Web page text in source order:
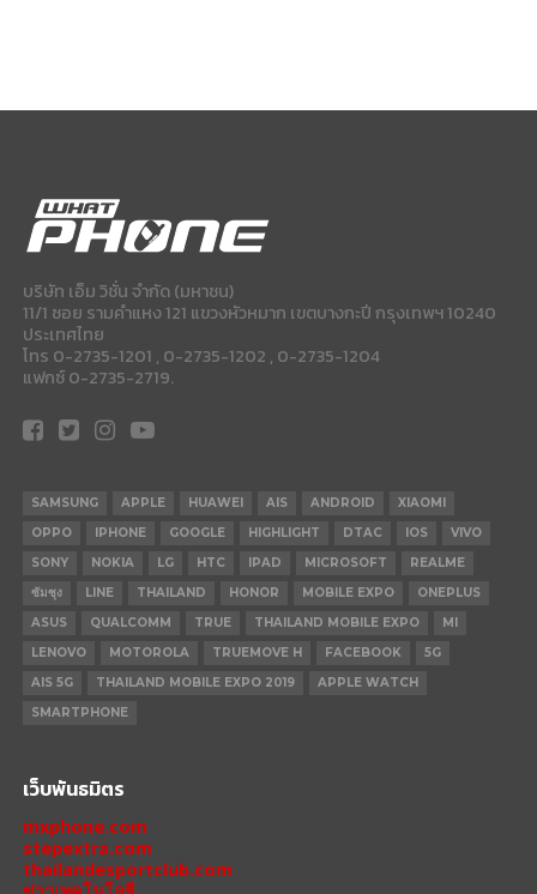
บริษัท เอ็ม วิชั่น จำกัด (มหาชน)
11/1 ซอย รามคำแหง 121 แขวงหัวหมาก เขตบางกะปี กรุงเทพฯ 10240
ประเทศไทย
โทร 0-2735-1201 , 0-2735-1202 , 0-2735-1204
แฟกซ์ 0-2735-2719.
SAMSUNG APPLE HUAWEI AIS ANDROID
XIAOMI
OPPO
IPHONE GOOGLE HIGHLIGHT DTAC IOS
VIVO
SONY
NOKIA LG HTC IPAD MICROSOFT
REALME
ซัมซุง
LINE THAILAND HONOR MOBILE EXPO
ONEPLUS
ASUS
QUALCOMM TRUE THAILAND MOBILE EXPO
MI
LENOVO
MOTOROLA TRUEMOVE H FACEBOOK
5G
AIS 5G
THAILAND MOBILE EXPO 2019
APPLE WATCH
SMARTPHONE
เว็บพันธมิตร
mxphone.com
stepextra.com
thailandesportclub.com